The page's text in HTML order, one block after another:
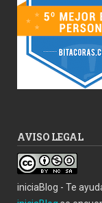
AVISO LEGAL
iniciaBlog - Te